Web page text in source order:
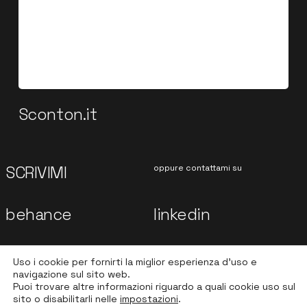
Sconton.it
SCRIVIMI oppure contattami su
behance linkedin
dribble instagram
Uso i cookie per fornirti la miglior esperienza d'uso e
navigazione sul sito web.
Puoi trovare altre informazioni riguardo a quali cookie uso sul
sito o disabilitarli nelle impostazioni.